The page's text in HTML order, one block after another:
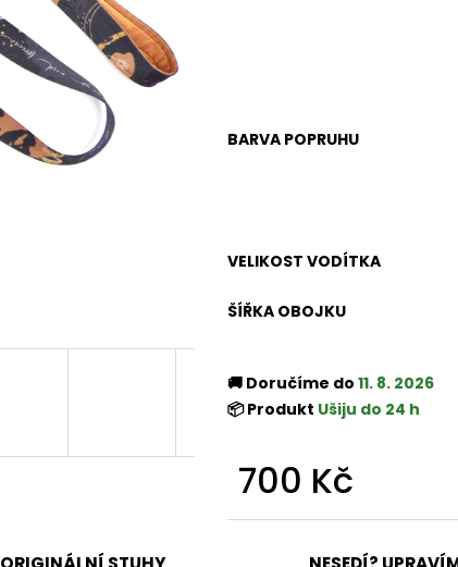
BARVA POPRUHU
VELIKOST VODÍTKA
ŠÍŘKA OBOJKU
🚚 Doručíme do 11. 8. 2026
📦 Produkt Ušiju do 24 h
700 Kč
cena: